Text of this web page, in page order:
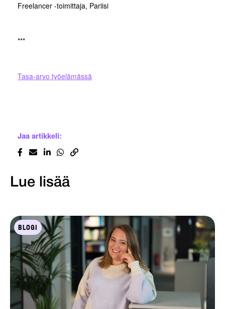
Freelancer -toimittaja, Pariisi
***
Tasa-arvo työelämässä
Jaa artikkeli:
Lue lisää
BLOGI